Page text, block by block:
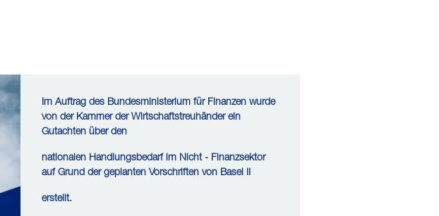
Im Auftrag des Bundesministerium für Finanzen wurde
von der Kammer der Wirtschaftstreuhänder ein
Gutachten über den
nationalen Handlungsbedarf im Nicht - Finanzsektor
auf Grund der geplanten Vorschriften von Basel II
erstellt.